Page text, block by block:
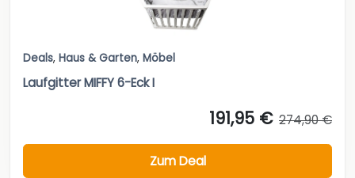
Deals, Haus & Garten, Möbel
Laufgitter MIFFY 6-Eck I
191,95 € 274,90 €
Zum Deal